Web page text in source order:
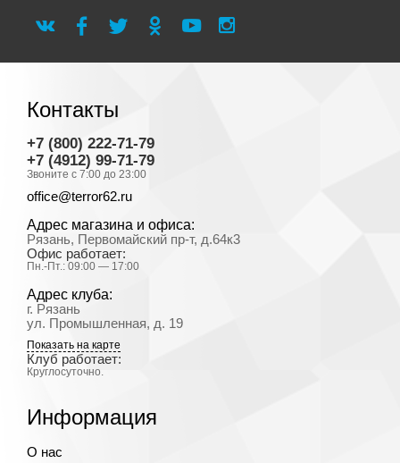
Контакты
+7 (800) 222-71-79
+7 (4912) 99-71-79
Звоните с 7:00 до 23:00
office@terror62.ru
Адрес магазина и офиса:
Рязань, Первомайский пр-т, д.64к3
Офис работает:
Пн.-Пт.: 09:00 — 17:00
Адрес клуба:
г. Рязань
ул. Промышленная, д. 19
Показать на карте
Клуб работает:
Круглосуточно.
Информация
О нас